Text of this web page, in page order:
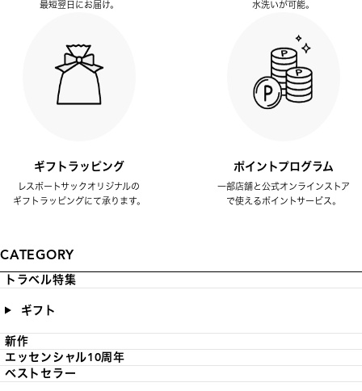
最短翌日にお届け。
水洗いが可能。
ギフトラッピング
レスポートサックオリジナルの
ギフトラッピングにて承ります。
ポイントプログラム
一部店舗と公式オンラインストア
で使えるポイントサービス。
CATEGORY
トラベル特集
ギフト
新作
エッセンシャル10周年
ベストセラー